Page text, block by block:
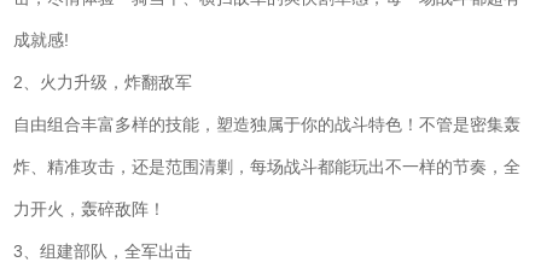
成就感!
2、火力升级，炸翻敌军
自由组合丰富多样的技能，塑造独属于你的战斗特色！不管是密集轰
炸、精准攻击，还是范围清剿，每场战斗都能玩出不一样的节奏，全
力开火，轰碎敌阵！
3、组建部队，全军出击